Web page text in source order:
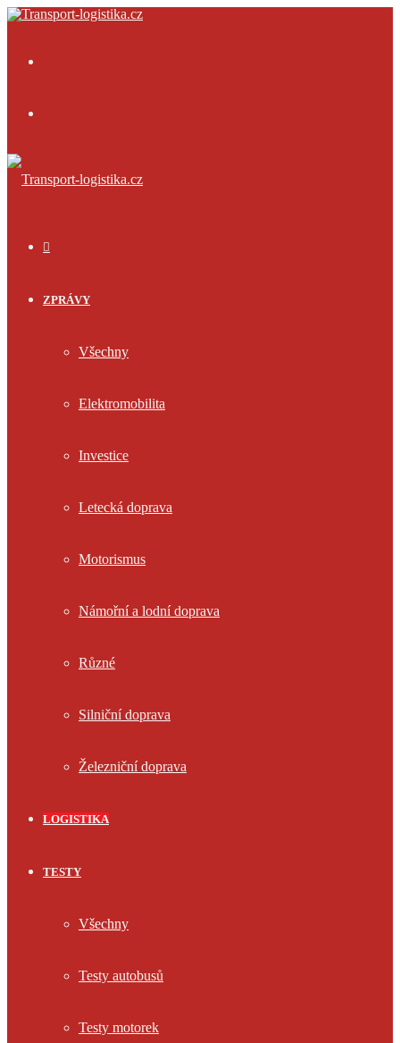
ZPRÁVY
Všechny
Elektromobilita
Investice
Letecká doprava
Motorismus
Námořní a lodní doprava
Různé
Silniční doprava
Železniční doprava
LOGISTIKA
TESTY
Všechny
Testy autobusů
Testy motorek